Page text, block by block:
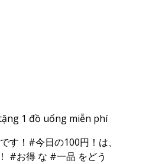
1 đồ uống miễn phí
す！ #今日の100円 ！は、
！ #お得な #一品 をどう